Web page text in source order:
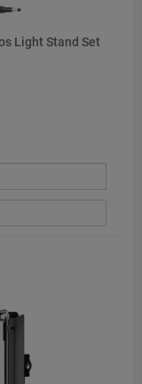
Light Stand Set